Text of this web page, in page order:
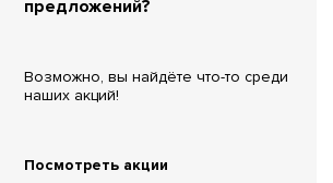
предложений?
Возможно, вы найдёте что-то среди
наших акций!
Посмотреть акции